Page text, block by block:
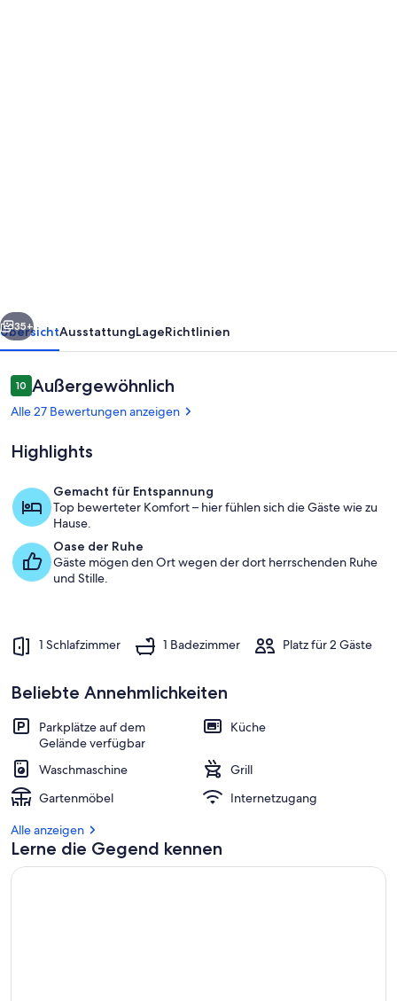
den
See,
inkl.
Ruderboot
Tingsryd
Weiter
35+
ÜbersichtAusstattungLageRichtlinien
Bewertungen
1010 von 10.
Außergewöhnlich
Alle 27 Bewertungen anzeigen
Highlights
Gemacht für Entspannung
Top bewerteter Komfort – hier fühlen sich die Gäste wie zu
Hause.
Oase der Ruhe
Gäste mögen den Ort wegen der dort herrschenden Ruhe
und Stille.
1 Schlafzimmer 1 Badezimmer Platz für 2 Gäste
Beliebte Annehmlichkeiten
Parkplätze auf dem
Gelände verfügbar
Küche
Waschmaschine
Grill
Gartenmöbel
Internetzugang
Alle anzeigen
Lerne die Gegend kennen